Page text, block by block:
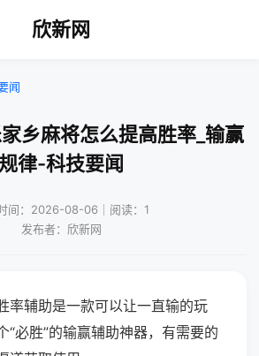
欣新网
闻
乡麻将怎么提高胜率_输赢
规律-科技要闻
间：2026-08-06｜阅读：1
发布者：欣新网
率辅助是一款可以让一直输的玩
“必胜”的输赢辅助神器，有需要的